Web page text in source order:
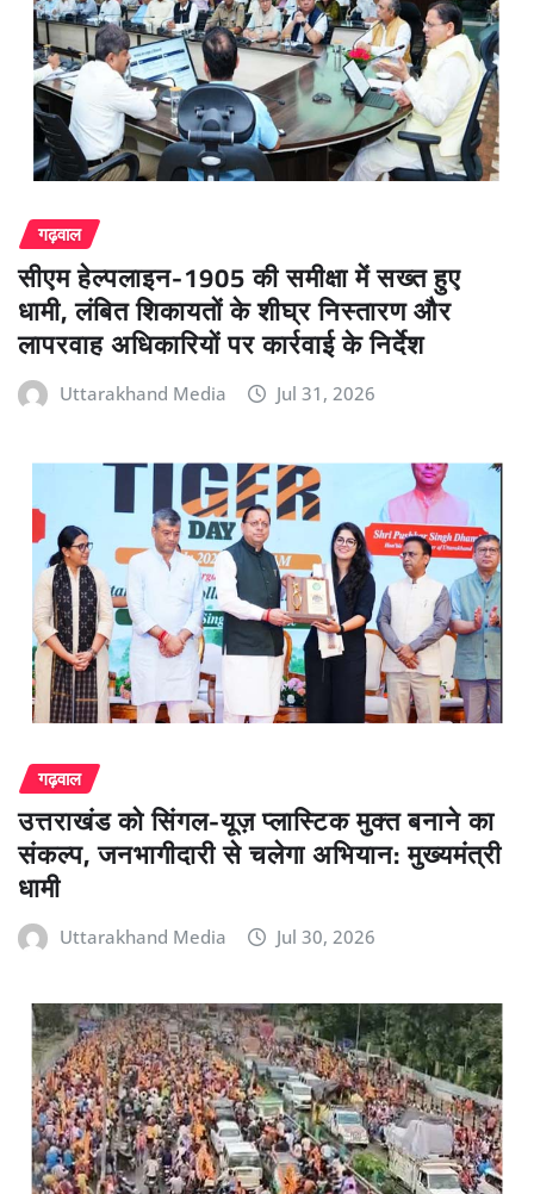
गढ़वाल
सीएम हेल्पलाइन-1905 की समीक्षा में सख्त हुए
धामी, लंबित शिकायतों के शीघ्र निस्तारण और
लापरवाह अधिकारियों पर कार्रवाई के निर्देश
Uttarakhand Media Jul 31, 2026
गढ़वाल
उत्तराखंड को सिंगल-यूज़ प्लास्टिक मुक्त बनाने का
संकल्प, जनभागीदारी से चलेगा अभियान: मुख्यमंत्री
धामी
Uttarakhand Media Jul 30, 2026